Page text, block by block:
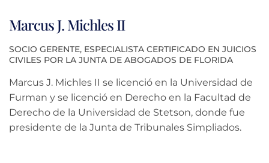
Marcus J. Michles II
SOCIO GERENTE, ESPECIALISTA CERTIFICADO EN JUICIOS
CIVILES POR LA JUNTA DE ABOGADOS DE FLORIDA
Marcus J. Michles II se licenció en la Universidad de
Furman y se licenció en Derecho en la Facultad de
Derecho de la Universidad de Stetson, donde fue
presidente de la Junta de Tribunales Simpliados.